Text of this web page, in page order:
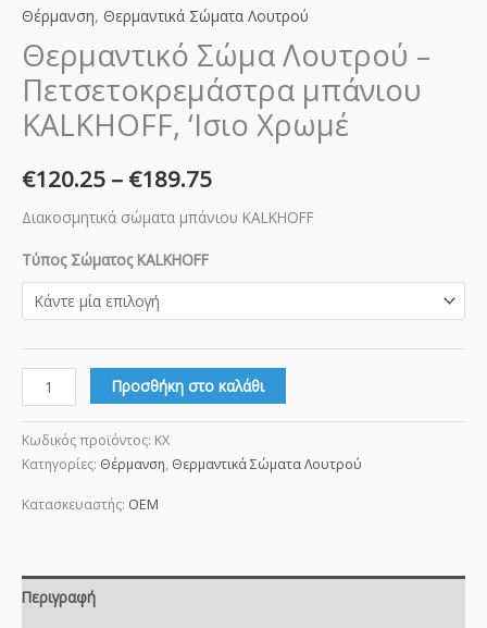
Θέρμανση, Θερμαντικά Σώματα Λουτρού
Θερμαντικό Σώμα Λουτρού –
Πετσετοκρεμάστρα μπάνιου
KALKHOFF, ‘Ισιο Χρωμέ
€120.25 – €189.75
€189.75
Διακοσμητικά σώματα μπάνιου KALKHOFF
Τύπος Σώματος KALKHOFF
KALKHOFF,
Χρωμέ
ποσότητα
Προσθήκη στο καλάθι
Κωδικός προϊόντος: KX
Κατηγορίες: Θέρμανση, Θερμαντικά Σώματα Λουτρού
Κατασκευαστής: OEM
Περιγραφή